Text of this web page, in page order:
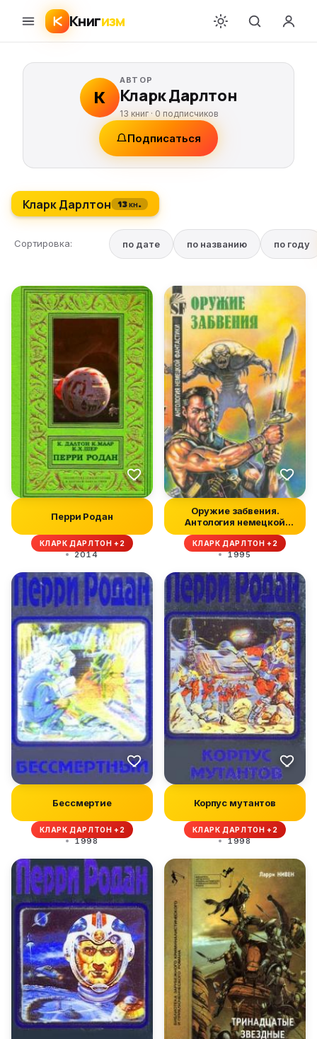
Книгизм
К
АВТОР
Кларк Дарлтон
13 книг · 0 подписчиков
Подписаться
Кларк Дарлтон 13 кн.
Сортировка: по дате по названию по году
Перри Родан
КЛАРК ДАРЛТОН +2
2014
Оружие забвения.
Антология немецкой
фантастики
КЛАРК ДАРЛТОН +2
1995
Бессмертие
КЛАРК ДАРЛТОН +2
1998
Корпус мутантов
КЛАРК ДАРЛТОН +2
1998